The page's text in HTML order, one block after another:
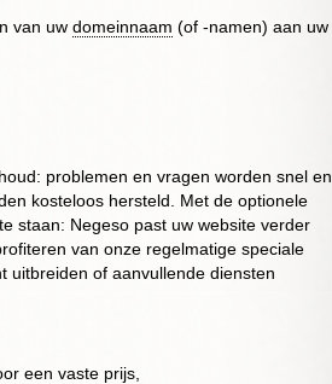
van uw domeinnaam (of -namen) aan uw
problemen en vragen worden snel en
kosteloos hersteld. Met de optionele
staan: Negeso past uw website verder
van onze regelmatige speciale
uitbreiden of aanvullende diensten
een vaste prijs,